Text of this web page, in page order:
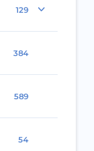
129
384
589
54